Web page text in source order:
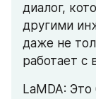
диалог,
другими
даже не
работает с
LaMDA: